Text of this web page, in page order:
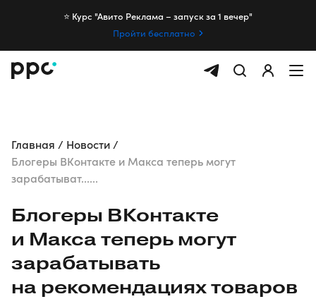
⭐️ Курс "Авито Реклама – запуск за 1 вечер"
Пройти бесплатно
Главная
Новости
Блогеры ВКонтакте и Макса теперь могут
зарабатыват......
Блогеры ВКонтакте
и Макса теперь могут
зарабатывать
на рекомендациях товаров